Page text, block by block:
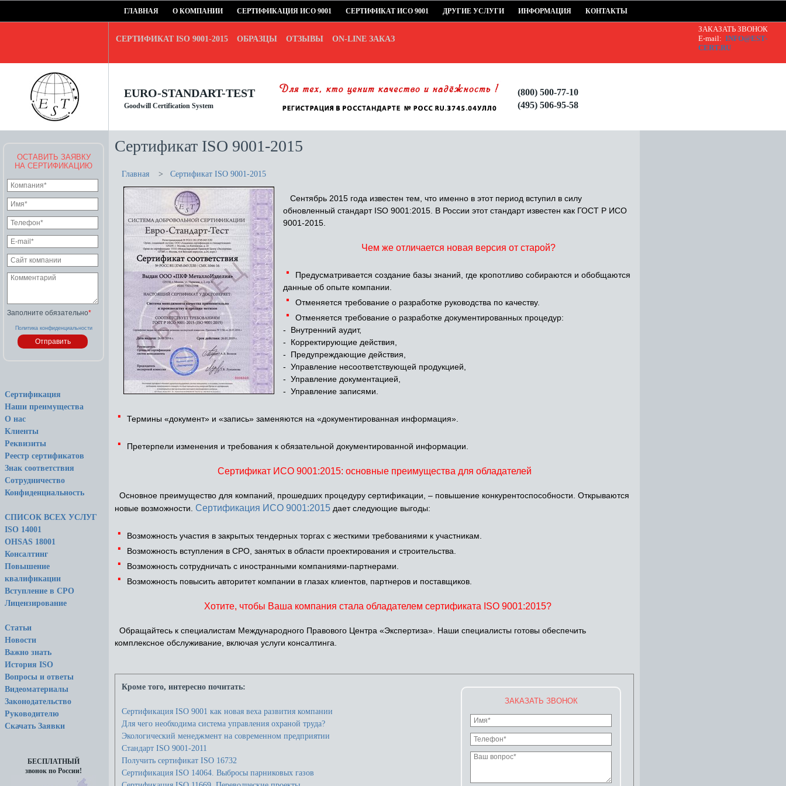
ГЛАВНАЯ О КОМПАНИИ СЕРТИФИКАЦИЯ ИСО 9001 СЕРТИФИКАТ ИСО 9001 ДРУГИЕ УСЛУГИ ИНФОРМАЦИЯ КОНТАКТЫ
СЕРТИФИКАТ ISO 9001-2015 ОБРАЗЦЫ ОТЗЫВЫ ON-LINE ЗАКАЗ
ЗАКАЗАТЬ ЗВОНОК
E-mail: INFO@EST-
CERT.RU
EURO-STANDART-TEST
Goodwill Certification System
(800) 500-77-10
(495) 506-95-58
ОСТАВИТЬ ЗАЯВКУ
НА СЕРТИФИКАЦИЮ
Заполните обязательно*
Политика конфиденциальности
Сертификация
Наши преимущества
О нас
Клиенты
Реквизиты
Реестр сертификатов
Знак соответствия
Сотрудничество
Конфиденциальность
СПИСОК ВСЕХ УСЛУГ
ISO 14001
OHSAS 18001
Консалтинг
Повышение
квалификации
Вступление в СРО
Лицензирование
Статьи
Новости
Важно знать
История ISO
Вопросы и ответы
Видеоматериалы
Законодательство
Руководителю
Скачать Заявки
БЕСПЛАТНЫЙ
звонок по России!
Сертификат ISO 9001-2015
Главная > Сертификат ISO 9001-2015
Сентябрь 2015 года известен тем, что именно в этот период вступил в силу
обновленный стандарт ISO 9001:2015. В России этот стандарт известен как ГОСТ Р ИСО
9001-2015.
Чем же отличается новая версия от старой?
·
Предусматривается создание базы знаний, где кропотливо собираются и обобщаются
данные об опыте компании.
· Отменяется требование о разработке руководства по качеству.
·
Отменяется требование о разработке документированных процедур:
- Внутренний аудит,
- Корректирующие действия,
- Предупреждающие действия,
- Управление несоответствующей продукцией,
- Управление документацией,
- Управление записями.
· Термины «документ» и «запись» заменяются на «документированная информация».
· Претерпели изменения и требования к обязательной документированной информации.
Сертификат ИСО 9001:2015: основные преимущества для обладателей
Основное преимущество для компаний, прошедших процедуру сертификации, – повышение конкурентоспособности. Открываются
новые возможности. Сертификация ИСО 9001:2015 дает следующие выгоды:
· Возможность участия в закрытых тендерных торгах с жесткими требованиями к участникам.
· Возможность вступления в СРО, занятых в области проектирования и строительства.
· Возможность сотрудничать с иностранными компаниями-партнерами.
· Возможность повысить авторитет компании в глазах клиентов, партнеров и поставщиков.
Хотите, чтобы Ваша компания стала обладателем сертификата ISO 9001:2015?
Обращайтесь к специалистам Международного Правового Центра «Экспертиза». Наши специалисты готовы обеспечить
комплексное обслуживание, включая услуги консалтинга.
Кроме того, интересно почитать:
Сертификация ISO 9001 как новая веха развития компании
Для чего необходима система управления охраной труда?
Экологический менеджмент на современном предприятии
Стандарт ISO 9001-2011
Получить сертификат ISO 16732
Сертификация ISO 14064. Выбросы парниковых газов
ЗАКАЗАТЬ ЗВОНОК